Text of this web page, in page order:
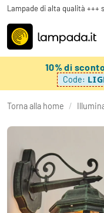
Lampade di alta qualità +++
10% di
Code:
Torna alla home /